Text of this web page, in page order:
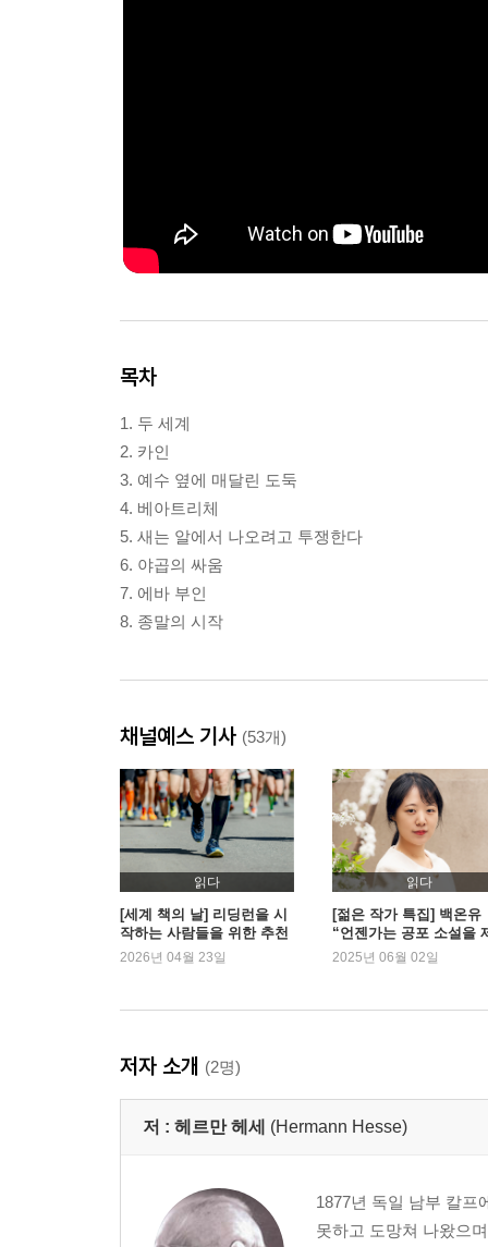
목차
1. 두 세계
2. 카인
3. 예수 옆에 매달린 도둑
4. 베아트리체
5. 새는 알에서 나오려고 투쟁한다
6. 야곱의 싸움
7. 에바 부인
8. 종말의 시작
채널예스 기사 (53개)
읽다
[세계 책의 날] 리딩런을 시
작하는 사람들을 위한 추천
책 | 예스24
2026년 04월 23일
읽다
[젊은 작가 특집] 백온유
“언젠가는 공포 소설을
대로 써보고 싶습니다”
2025년 06월 02일
저자 소개 (2명)
저 : 헤르만 헤세 (Hermann Hesse)
1877년 독일 남부 칼프
못하고 도망쳐 나왔으